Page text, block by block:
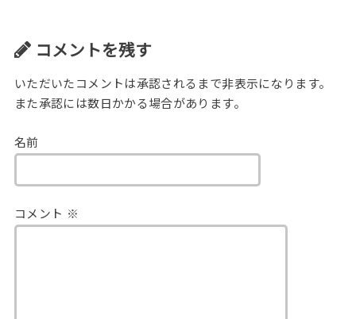
コメントを残す
いただいたコメントは承認されるまで非表示になります。
また承認には数日かかる場合があります。
名前
コメント ※